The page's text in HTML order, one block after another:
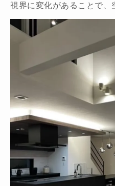
視界に変化があることで、